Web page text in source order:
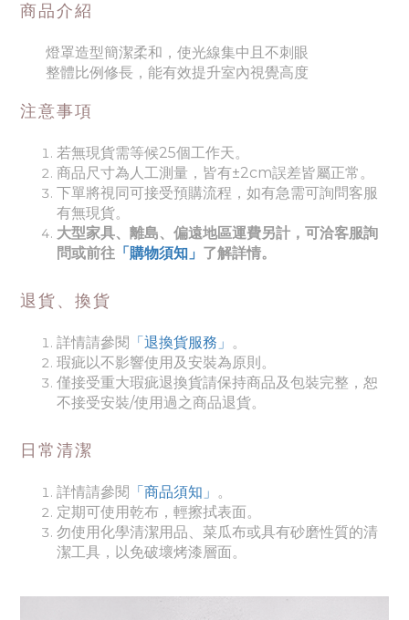
商品介紹
燈罩造型簡潔柔和，使光線集中且不刺眼
整體比例修長，能有效提升室內視覺高度
注意事項
若無現貨需等候25個工作天。
商品尺寸為人工測量，皆有±2cm誤差皆屬正常。
下單將視同可接受預購流程，如有急需可詢問客服
有無現貨。
大型家具、離島、偏遠地區運費另計，可洽客服詢
問或前往 「購物須知」 了解詳情。
退貨、換貨
詳情請參閱 「退換貨服務」 。
瑕疵以不影響使用及安裝為原則。
僅接受重大瑕疵退換貨請保持商品及包裝完整，恕
不接受安裝/使用過之商品退貨。
日常清潔
詳情請參閱 「商品須知 」 。
定期可使用乾布，輕擦拭表面。
勿使用化學清潔用品、菜瓜布或具有砂磨性質的清
潔工具，以免破壞烤漆層面。